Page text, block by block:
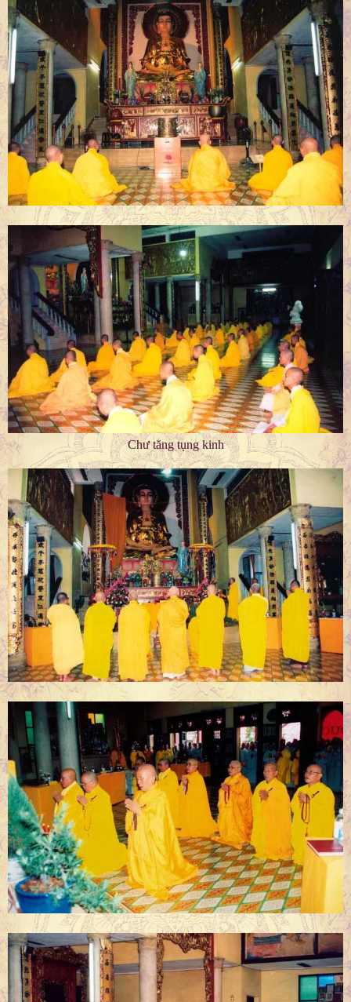
Chư tăng tụng kinh